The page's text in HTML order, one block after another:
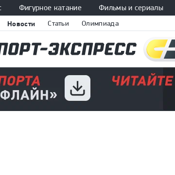
Фигурное катание Фильмы и сериалы
Новости
Статьи Олимпиада